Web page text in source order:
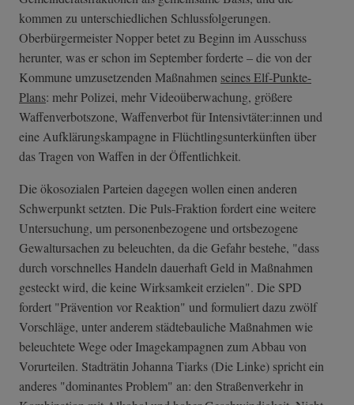
kommen zu unterschiedlichen Schlussfolgerungen.
Oberbürgermeister Nopper betet zu Beginn im Ausschuss
herunter, was er schon im September forderte – die von der
Kommune umzusetzenden Maßnahmen seines Elf-Punkte-
Plans: mehr Polizei, mehr Videoüberwachung, größere
Waffenverbotszone, Waffenverbot für Intensivtäter:innen und
eine Aufklärungskampagne in Flüchtlingsunterkünften über
das Tragen von Waffen in der Öffentlichkeit.
Die ökosozialen Parteien dagegen wollen einen anderen
Schwerpunkt setzten. Die Puls-Fraktion fordert eine weitere
Untersuchung, um personenbezogene und ortsbezogene
Gewaltursachen zu beleuchten, da die Gefahr bestehe, "dass
durch vorschnelles Handeln dauerhaft Geld in Maßnahmen
gesteckt wird, die keine Wirksamkeit erzielen". Die SPD
fordert "Prävention vor Reaktion" und formuliert dazu zwölf
Vorschläge, unter anderem städtebauliche Maßnahmen wie
beleuchtete Wege oder Imagekampagnen zum Abbau von
Vorurteilen. Stadträtin Johanna Tiarks (Die Linke) spricht ein
anderes "dominantes Problem" an: den Straßenverkehr in